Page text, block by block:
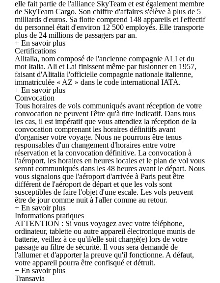
elle fait partie de l'alliance SkyTeam et est également membre
de SkyTeam Cargo. Son chiffre d'affaires s'élève à plus de 5
milliards d'euros. Sa flotte comprend 148 appareils et l'effectif
du personnel était d'environ 12 500 employés. Elle transporte
plus de 24 millions de passagers par an.
+ En savoir plus
Certifications
Alitalia, nom composé de l'ancienne compagnie ALI et du
mot Italia. Ali et Lai finissent même par fusionner en 1957,
faisant d'Alitalia l'officielle compagnie nationale italienne,
immatriculée « AZ » dans le code international IATA.
+ En savoir plus
Convocation
Tous horaires de vols communiqués avant réception de votre
convocation ne peuvent l'être qu'à titre indicatif. Dans tous
les cas, il est impératif que vous attendiez la réception de la
convocation comprenant les horaires définitifs avant
d'organiser votre voyage. Nous ne pourrons être tenus
responsables d'un changement d'horaires entre votre
réservation et la convocation définitive. La convocation à
l'aéroport, les horaires en heures locales et le plan de vol vous
seront communiqués dans les 48 heures avant le départ. Nous
vous signalons que l'aéroport d'arrivée à Paris peut être
différent de l'aéroport de départ et que les vols sont
susceptibles de faire l'objet d'une escale. Les vols peuvent
être de jour comme nuit à l'aller comme au retour.
+ En savoir plus
Informations pratiques
ATTENTION : Si vous voyagez avec votre téléphone,
ordinateur, tablette ou autre appareil électronique munis de
batterie, veillez à ce qu'il/elle soit chargé(e) lors de votre
passage au filtre de sécurité. Il vous sera demandé de
l'allumer et d'apporter la preuve qu'il fonctionne. A défaut,
votre appareil pourra être confisqué et détruit.
+ En savoir plus
Transavia